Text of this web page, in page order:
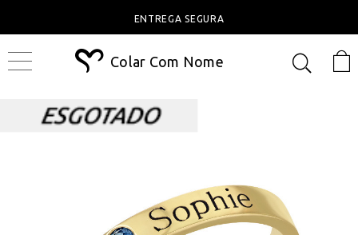
ENTREGA SEGURA
Colar Com Nome